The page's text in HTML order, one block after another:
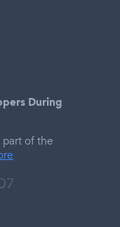
During
of the